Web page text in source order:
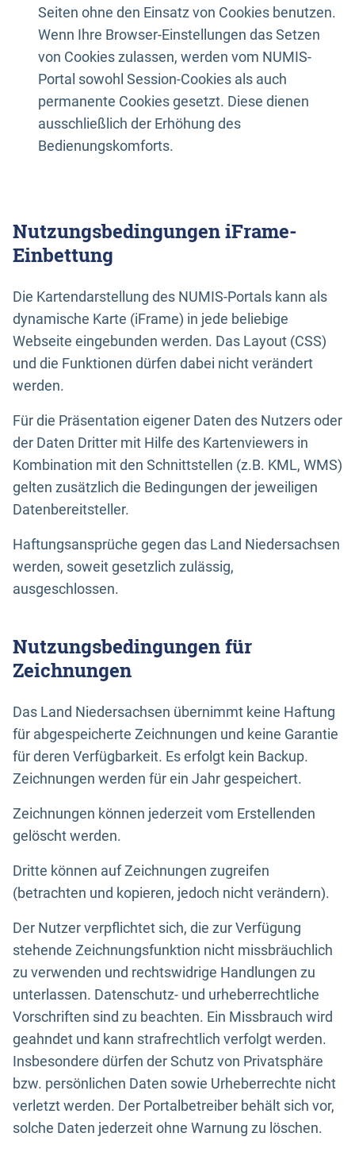
Seiten ohne den Einsatz von Cookies benutzen.
Wenn Ihre Browser-Einstellungen das Setzen
von Cookies zulassen, werden vom NUMIS-
Portal sowohl Session-Cookies als auch
permanente Cookies gesetzt. Diese dienen
ausschließlich der Erhöhung des
Bedienungskomforts.
Nutzungsbedingungen iFrame-
Einbettung
Die Kartendarstellung des NUMIS-Portals kann als
dynamische Karte (iFrame) in jede beliebige
Webseite eingebunden werden. Das Layout (CSS)
und die Funktionen dürfen dabei nicht verändert
werden.
Für die Präsentation eigener Daten des Nutzers oder
der Daten Dritter mit Hilfe des Kartenviewers in
Kombination mit den Schnittstellen (z.B. KML, WMS)
gelten zusätzlich die Bedingungen der jeweiligen
Datenbereitsteller.
Haftungsansprüche gegen das Land Niedersachsen
werden, soweit gesetzlich zulässig,
ausgeschlossen.
Nutzungsbedingungen für
Zeichnungen
Das Land Niedersachsen übernimmt keine Haftung
für abgespeicherte Zeichnungen und keine Garantie
für deren Verfügbarkeit. Es erfolgt kein Backup.
Zeichnungen werden für ein Jahr gespeichert.
Zeichnungen können jederzeit vom Erstellenden
gelöscht werden.
Dritte können auf Zeichnungen zugreifen
(betrachten und kopieren, jedoch nicht verändern).
Der Nutzer verpflichtet sich, die zur Verfügung
stehende Zeichnungsfunktion nicht missbräuchlich
zu verwenden und rechtswidrige Handlungen zu
unterlassen. Datenschutz- und urheberrechtliche
Vorschriften sind zu beachten. Ein Missbrauch wird
geahndet und kann strafrechtlich verfolgt werden.
Insbesondere dürfen der Schutz von Privatsphäre
bzw. persönlichen Daten sowie Urheberrechte nicht
verletzt werden. Der Portalbetreiber behält sich vor,
solche Daten jederzeit ohne Warnung zu löschen.